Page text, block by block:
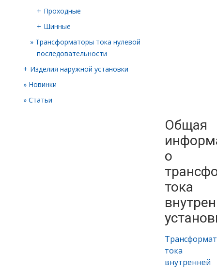
+ Проходные
+ Шинные
Трансформаторы тока нулевой
последовательности
+ Изделия наружной установки
Новинки
Статьи
Общая
о
тока
тока
внутренней